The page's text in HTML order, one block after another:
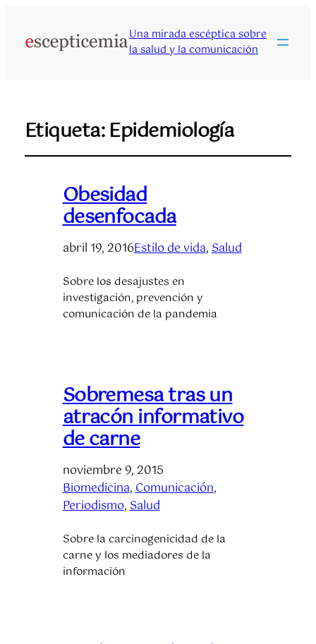
Una mirada escéptica sobre
la salud y la comunicación
Etiqueta:Epidemiología
Obesidad
desenfocada
abril 19, 2016Estilo de vida, Salud
Sobre los desajustes en
investigación, prevención y
comunicación de la pandemia
Sobremesa tras un
atracón informativo
de carne
noviembre 9, 2015
Biomedicina, Comunicación
Periodismo, Salud
Sobre la carcinogenicidad de la
carne y los mediadores de la
información